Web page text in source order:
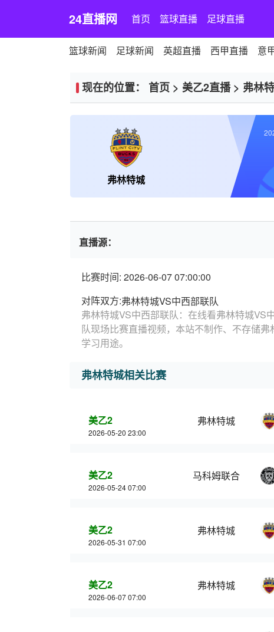
24直播网 首页 篮球直播 足球直播
篮球新闻 足球新闻 英超直播 西甲直播 意
现在的位置： 首页 > 美乙2直播> 弗林
弗林特城
直播源：
比赛时间: 2026-06-07 07:00:00
对阵双方:弗林特城VS中西部联队
弗林特城VS中西部联队：在线看弗林特城VS
队现场比赛直播视频，本站不制作、不存储
学习用途。
弗林特城相关比赛
美乙2
2026-05-20 23:00
弗林特城
美乙2
2026-05-24 07:00
马科姆联合
美乙2
2026-05-31 07:00
弗林特城
美乙2
2026-06-07 07:00
弗林特城